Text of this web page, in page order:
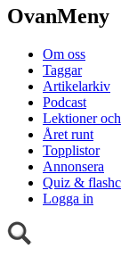
OvanMeny
Om oss
Taggar
Artikelarkiv
Podcast
Lektioner
Året runt
Topplistor
Annonsera
Quiz &
Logga in